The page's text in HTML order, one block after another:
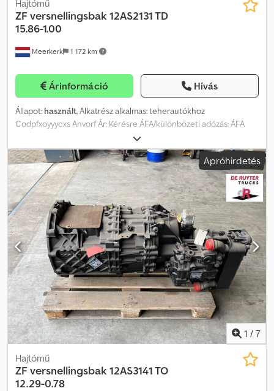
Meerkerk 1 172 km
Hajtómű
ZF versnellingsbak 12AS2131 TD
15.86-1.00
Árinformáció Hívás
Állapot: használt, Alkatrész alkalmas: teherautókhoz
Codpfxoyyycxs Anvorf Ár: Kérésre ÁFA/különbözeti adózás: ÁFA
levonható Típus szám: 1353040019
Apróhirdetés
1 / 7
Hajtómű
ZF versnellingsbak 12AS3141 TO
12.29-0.78